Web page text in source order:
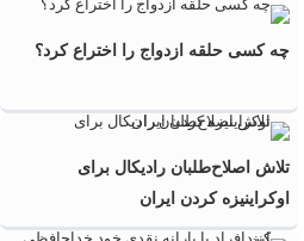
چه کسی حلقه‌ ازدواج را اختراع کرد؟
تلاش اصلاح‌طلبان رادیکال برای
اوکراینیزه کردن ایران